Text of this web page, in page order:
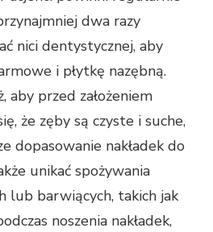
dwa razy
nici dentystycznej, aby
i płytkę nazębną.
aby przed założeniem
że zęby są czyste i suche,
dopasowanie nakładek do
unikać spożywania
lub barwiących, takich jak
noszenia nakładek,